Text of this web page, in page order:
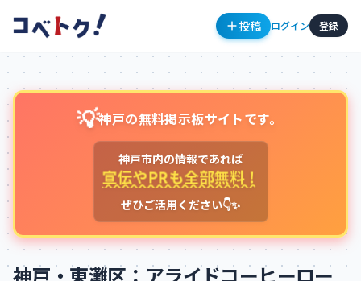
投稿 ログイン 登録
💡神戸の無料掲示板サイトです。
神戸市内の情報であれば
宣伝やPRも全部無料！
ぜひご活用ください👇✨
神戸・東灘区：アライドコーヒーロー